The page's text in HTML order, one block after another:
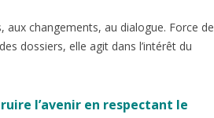
aux changements, au dialogue. Force de
dossiers, elle agit dans l’intérêt du
l’avenir en respectant le